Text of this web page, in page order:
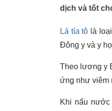
dịch và tốt
Lá tía tô là
Đông y và y
Theo lương y
ứng như viêm
Khi nấu nước